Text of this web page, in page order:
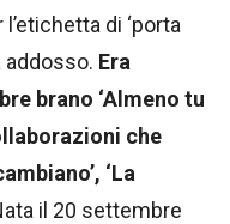
di ‘porta
addosso. Era
brano ‘Almeno tu
che
‘La
il 20 settembre